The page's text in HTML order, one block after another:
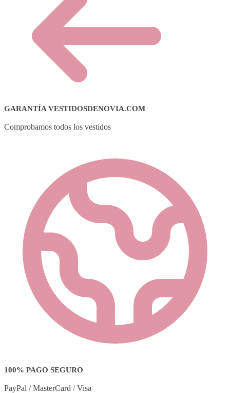
GARANTÍA VESTIDOSDENOVIA.COM
Comprobamos todos los vestidos
100% PAGO SEGURO
PayPal / MasterCard / Visa